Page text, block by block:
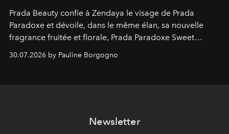
Prada Beauty confie à Zendaya le visage de Prada
Paradoxe et dévoile, dans le même élan, sa nouvelle
fragrance fruitée et florale, Prada Paradoxe Sweet
Chemistry Eau de Parfum.
30.07.2026 by Pauline Borgogno
Newsletter